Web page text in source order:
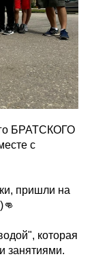
БРАТСКОГО
с
пришли на
которая
занятиями.